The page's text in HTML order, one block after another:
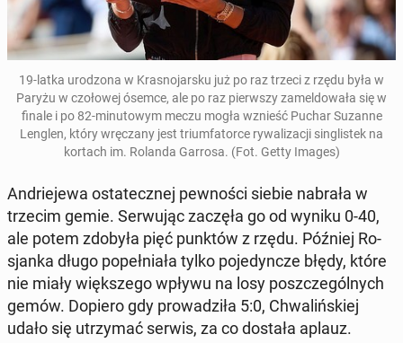
19-latka uro­dzo­na w Kra­sno­jar­sku już po raz trzeci z rzędu była w
Paryżu w czo­ło­wej ósemce, ale po raz pierw­szy za­mel­do­wa­ła się w
finale i po 82-mi­nu­to­wym meczu mogła wznieść Puchar Suzanne
Lenglen, który wrę­cza­ny jest trium­fa­tor­ce ry­wa­li­za­cji sin­gli­stek na
kortach im. Rolanda Garrosa. (Fot. Getty Images)
An­drie­je­wa osta­tecz­nej pew­no­ści siebie nabrała w
trzecim gemie. Ser­wu­jąc zaczęła go od wyniku 0-40,
ale potem zdobyła pięć punktów z rzędu. Później Ro­
sjan­ka długo po­peł­nia­ła tylko po­je­dyn­cze błędy, które
nie miały więk­sze­go wpływu na losy po­szcze­gól­nych
gemów. Dopiero gdy pro­wa­dzi­ła 5:0, Chwa­liń­skiej
udało się utrzy­mać serwis, za co dostała aplauz.